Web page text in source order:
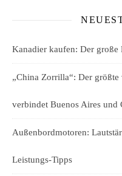
Kanadier kaufen: Der große
„China Zorrilla“: Der
verbindet Buenos Aires und
Außenbordmotoren:
Leistungs-Tipps